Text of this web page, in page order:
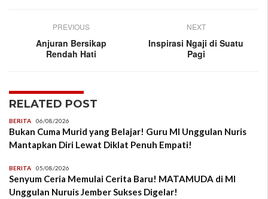
PREVIOUS
Anjuran Bersikap
Rendah Hati
NEXT
Inspirasi Ngaji di Suatu
Pagi
RELATED POST
BERITA 06/08/2026
Bukan Cuma Murid yang Belajar! Guru MI Unggulan Nuris
Mantapkan Diri Lewat Diklat Penuh Empati!
BERITA 05/08/2026
Senyum Ceria Memulai Cerita Baru! MATAMUDA di MI
Unggulan Nuruis Jember Sukses Digelar!